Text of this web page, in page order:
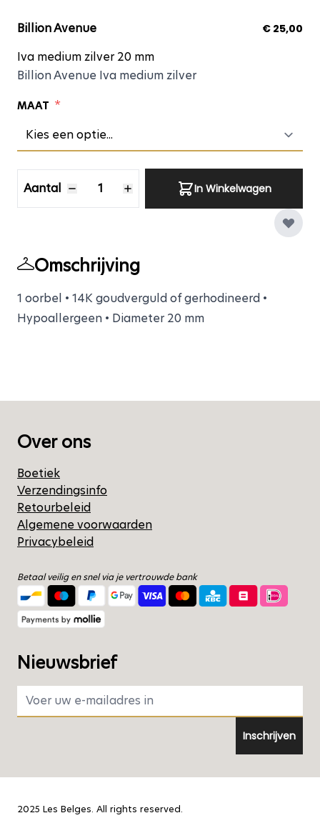
Iva medium zilver 20
Billion Avenue
Iva medium zilver 20 mm
€ 25,00
Billion Avenue Iva medium zilver
MAAT *
Aantal In Winkelwagen
Omschrijving
1 oorbel • 14K goudverguld of gerhodineerd •
Hypoallergeen • Diameter 20 mm
Over ons
Boetiek
Verzendingsinfo
Retourbeleid
Algemene voorwaarden
Privacybeleid
Betaal veilig en snel via je vertrouwde bank
Nieuwsbrief
Inschrijven
2025 Les Belges. All rights reserved.